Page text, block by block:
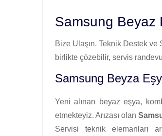
Samsung Beyaz
Bize Ulaşın. Teknik Destek ve
birlikte çözebilir, servis
Samsung Beyza
Yeni alınan beyaz eşya,
etmekteyiz. Arızası olan
Servisi teknik elemanları